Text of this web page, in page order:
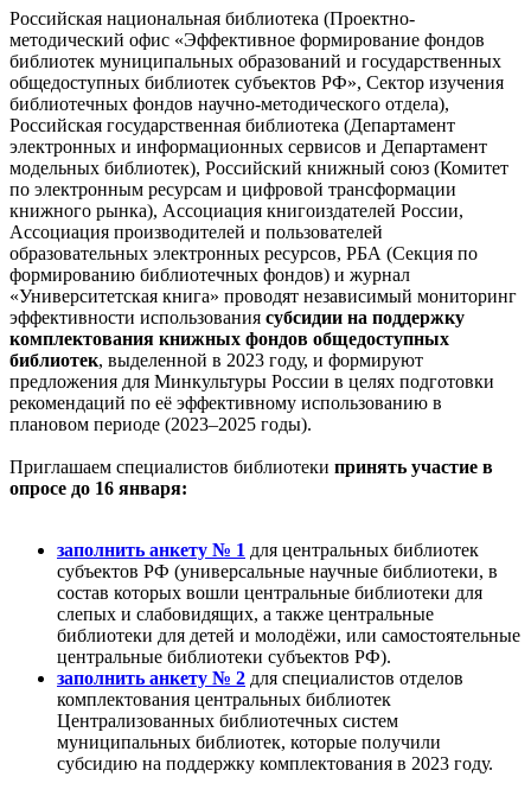
Российская национальная библиотека (Проектно-
методический офис «Эффективное формирование фондов
библиотек муниципальных образований и государственных
общедоступных библиотек субъектов РФ», Сектор изучения
библиотечных фондов научно-методического отдела),
Российская государственная библиотека (Департамент
электронных и информационных сервисов и Департамент
модельных библиотек), Российский книжный союз (Комитет
по электронным ресурсам и цифровой трансформации
книжного рынка), Ассоциация книгоиздателей России,
Ассоциация производителей и пользователей
образовательных электронных ресурсов, РБА (Секция по
формированию библиотечных фондов) и журнал
«Университетская книга» проводят независимый мониторинг
эффективности использования субсидии на поддержку
комплектования книжных фондов общедоступных
библиотек, выделенной в 2023 году, и формируют
предложения для Минкультуры России в целях подготовки
рекомендаций по её эффективному использованию в
плановом периоде (2023–2025 годы).
Приглашаем специалистов библиотеки принять участие в
опросе до 16 января:
заполнить анкету № 1 для центральных библиотек
субъектов РФ (универсальные научные библиотеки, в
состав которых вошли центральные библиотеки для
слепых и слабовидящих, а также центральные
библиотеки для детей и молодёжи, или самостоятельные
центральные библиотеки субъектов РФ).
заполнить анкету № 2 для специалистов отделов
комплектования центральных библиотек
Централизованных библиотечных систем
муниципальных библиотек, которые получили
субсидию на поддержку комплектования в 2023 году.